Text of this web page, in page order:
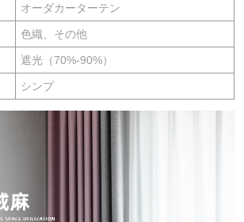
オーダカーターテン
色織、その他
遮光（70%-90%）
シンプ